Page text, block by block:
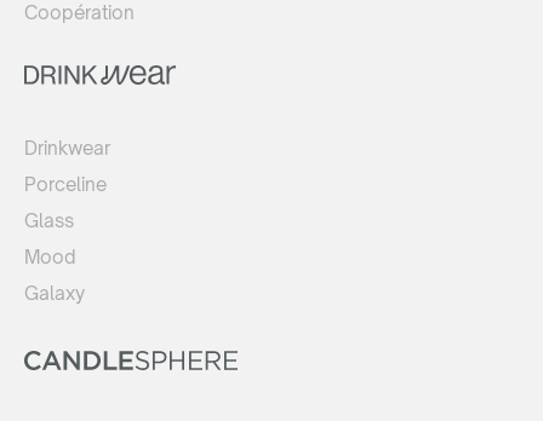
Coopération
Drinkwear
Porceline
Glass
Mood
Galaxy